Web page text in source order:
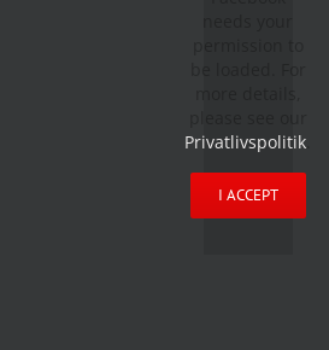
Privatlivspolitik
I ACCEPT